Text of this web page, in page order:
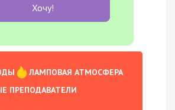
Хочу!
ЛАМПОВАЯ АТМОСФЕРА
ПРЕПОДАВАТЕЛИ